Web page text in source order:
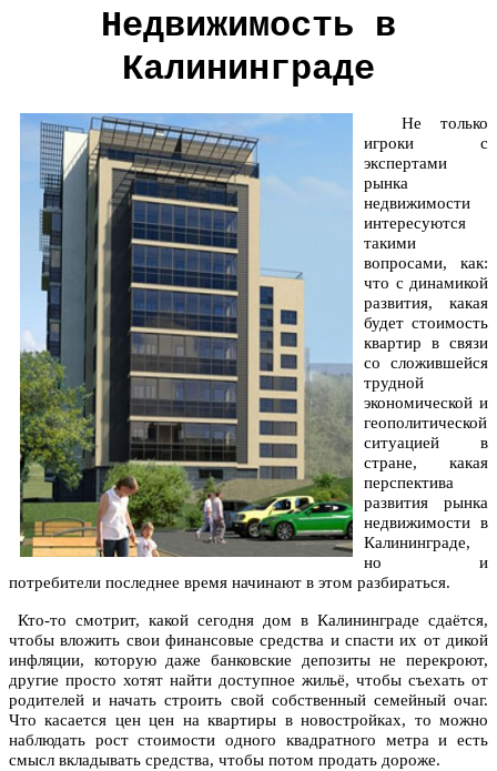
Недвижимость в
Калининграде
Не только
игроки с
экспертами
рынка
недвижимости
интересуются
такими
вопросами, как:
что с динамикой
развития, какая
будет стоимость
квартир в связи
со сложившейся
трудной
экономической и
геополитической
ситуацией в
стране, какая
перспектива
развития рынка
недвижимости в
Калининграде,
но и
потребители последнее время начинают в этом разбираться.
Кто-то смотрит, какой сегодня дом в Калининграде сдаётся,
чтобы вложить свои финансовые средства и спасти их от дикой
инфляции, которую даже банковские депозиты не перекроют,
другие просто хотят найти доступное жильё, чтобы съехать от
родителей и начать строить свой собственный семейный очаг.
Что касается цен цен на квартиры в новостройках, то можно
наблюдать рост стоимости одного квадратного метра и есть
смысл вкладывать средства, чтобы потом продать дороже.